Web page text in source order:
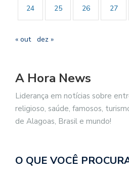
24 25 26 27
« out dez »
A Hora News
Liderança em notícias sobre
religioso, saúde, famosos,
de Alagoas, Brasil e mundo!
O QUE VOCÊ